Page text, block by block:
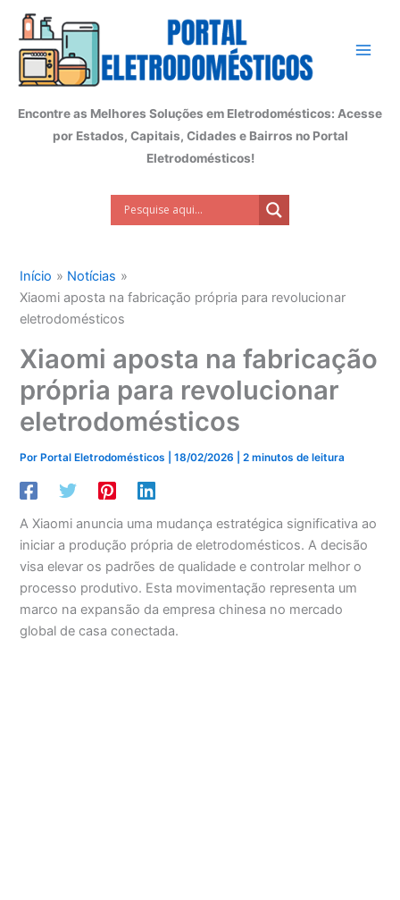
conteúdo
Encontre as Melhores Soluções em Eletrodomésticos: Acesse
por Estados, Capitais, Cidades e Bairros no Portal
Eletrodomésticos!
Início
Notícias
Xiaomi aposta na fabricação própria para revolucionar
eletrodomésticos
Xiaomi aposta na fabricação
própria para revolucionar
eletrodomésticos
PorPortal Eletrodomésticos |18/02/2026 |2 minutos de leitura
A Xiaomi anuncia uma mudança estratégica significativa ao
iniciar a produção própria de eletrodomésticos. A decisão
visa elevar os padrões de qualidade e controlar melhor o
processo produtivo. Esta movimentação representa um
marco na expansão da empresa chinesa no mercado
global de casa conectada.